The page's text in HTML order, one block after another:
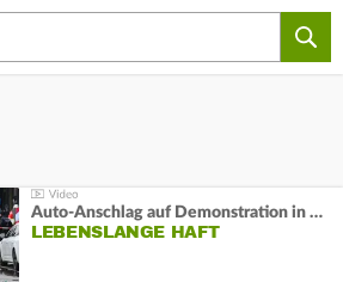
Auto-Anschlag auf Demonstration in München:
LEBENSLANGE HAFT